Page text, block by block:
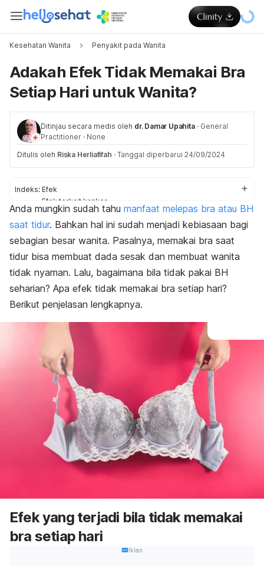
Kesehatan Wanita Penyakit pada Wanita
Adakah Efek Tidak Memakai Bra
Setiap Hari untuk Wanita?
Ditinjau secara medis oleh dr. Damar Upahita · General
Practitioner · None
Ditulis oleh Riska Herliafifah · Tanggal diperbarui 24/09/2024
Indeks: Efek
Efek terkait kanker
Manfaat
Anda mungkin sudah tahu manfaat melepas bra atau BH
saat tidur. Bahkan hal ini sudah menjadi kebiasaan bagi
sebagian besar wanita. Pasalnya, memakai bra saat
tidur bisa membuat dada sesak dan membuat wanita
tidak nyaman. Lalu, bagaimana bila tidak pakai BH
seharian? Apa efek tidak memakai bra setiap hari?
Berikut penjelasan lengkapnya.
Efek yang terjadi bila tidak memakai
bra setiap hari
Iklan